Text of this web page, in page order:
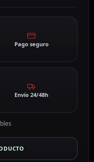
Pago seguro
Envío 24/48h